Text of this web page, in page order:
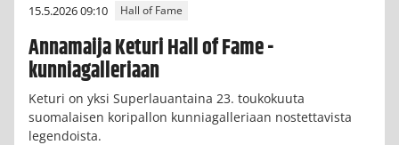
15.5.2026 09:10 Hall of Fame
Annamaija Keturi Hall of Fame -
kunniagalleriaan
Keturi on yksi Superlauantaina 23. toukokuuta
suomalaisen koripallon kunniagalleriaan nostettavista
legendoista.